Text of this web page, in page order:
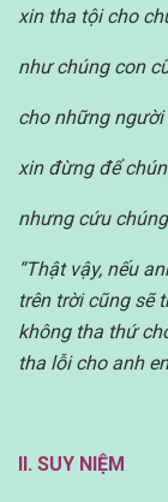
xin tha tội cho
như chúng con
cho những
xin đừng để
nhưng cứu
“Thật vậy, nếu
trên trời cũng sẽ
không tha thứ
tha lỗi cho anh
II. SUY NIỆM